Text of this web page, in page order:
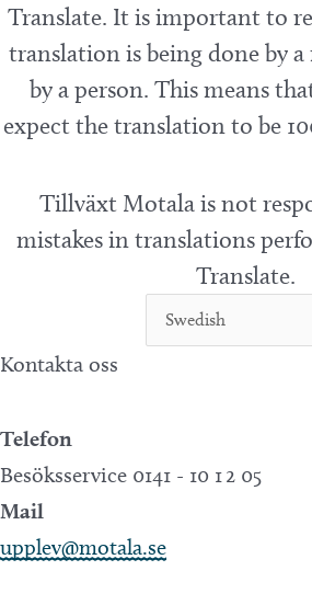
Translate. It is important to
translation is being done by
by a person. This means
expect the translation to be
Tillväxt Motala is not
mistakes in translations
Translate.
Kontakta oss
Telefon
Besöksservice 0141 - 10 1 2 05
Mail
upplev@motala.se